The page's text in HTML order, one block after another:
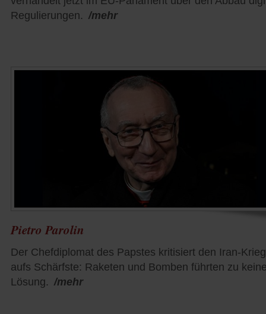
Regulierungen. /mehr
Pietro Parolin
Der Chefdiplomat des Papstes kritisiert den Iran-Krieg
aufs Schärfste: Raketen und Bomben führten zu
Lösung. /mehr